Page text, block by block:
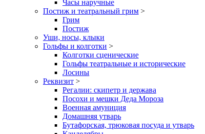
Часы наручные
Постиж и театральный грим >
Грим
Постиж
Уши, носы, клыки
Гольфы и колготки >
Колготки сценические
Гольфы театральные и исторические
Лосины
Реквизит >
Регалии: скипетр и держава
Посохи и мешки Деда Мороза
Военная амуниция
Домашняя утварь
Бутафорская, трюковая посуда и утварь